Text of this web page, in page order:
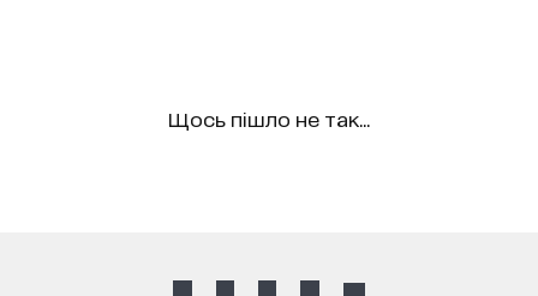
Щось пішло не так...